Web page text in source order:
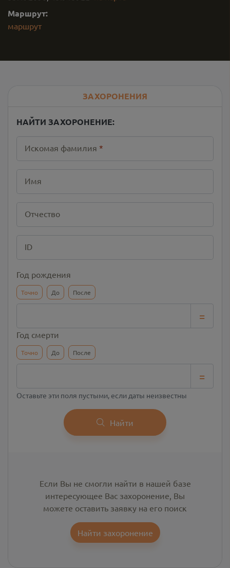
Маршрут:
маршрут
ЗАХОРОНЕНИЯ
НАЙТИ ЗАХОРОНЕНИЕ:
Искомая фамилия *
Имя
Отчество
ID
Год рождения
Точно До После
=
Год смерти
Точно До После
=
Оставьте эти поля пустыми, если даты неизвестны
Найти
Если Вы не смогли найти в нашей базе
интересующее Вас захоронение, Вы
можете оставить заявку на его поиск
Найти захоронение